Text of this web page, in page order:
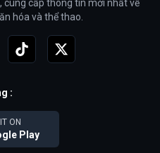
cấp thông tin mới nhất về
hóa và thể thao.
:
ON
Play